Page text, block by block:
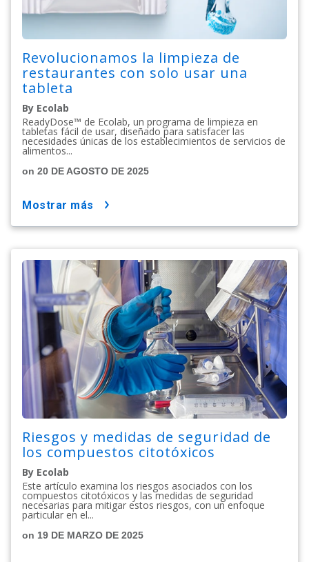
Revolucionamos la limpieza de
restaurantes con solo usar una
tableta
By Ecolab
ReadyDose™ de Ecolab, un programa de limpieza en
tabletas fácil de usar, diseñado para satisfacer las
necesidades únicas de los establecimientos de servicios de
alimentos...
on 20 DE AGOSTO DE 2025
mostrar más
Riesgos y medidas de seguridad de
los compuestos citotóxicos
By Ecolab
Este artículo examina los riesgos asociados con los
compuestos citotóxicos y las medidas de seguridad
necesarias para mitigar estos riesgos, con un enfoque
particular en el...
on 19 DE MARZO DE 2025